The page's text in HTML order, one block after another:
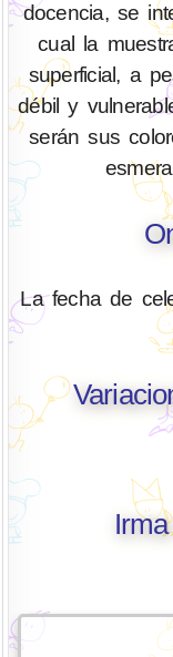
docencia, se
cual la
superficial, a
débil y
serán sus
La fecha de